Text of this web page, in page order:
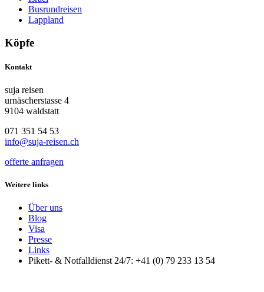
Busrundreisen
Lappland
Köpfe
Kontakt
suja reisen
urnäscherstasse 4
9104 waldstatt
071 351 54 53
info@suja-reisen.ch
offerte anfragen
Weitere links
Über uns
Blog
Visa
Presse
Links
Pikett- & Notfalldienst 24/7: +41 (0) 79 233 13 54